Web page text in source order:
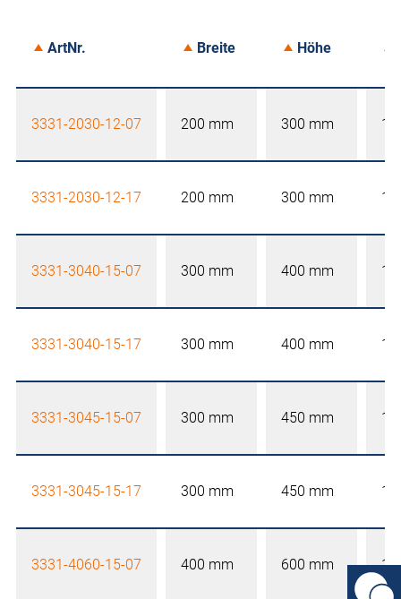
ArtNr. Breite Höhe
3331-2030-12-07 200 mm 300 mm
3331-2030-12-17 200 mm 300 mm
3331-3040-15-07 300 mm 400 mm
3331-3040-15-17 300 mm 400 mm
3331-3045-15-07 300 mm 450 mm
3331-3045-15-17 300 mm 450 mm
3331-4060-15-07 400 mm 600 mm